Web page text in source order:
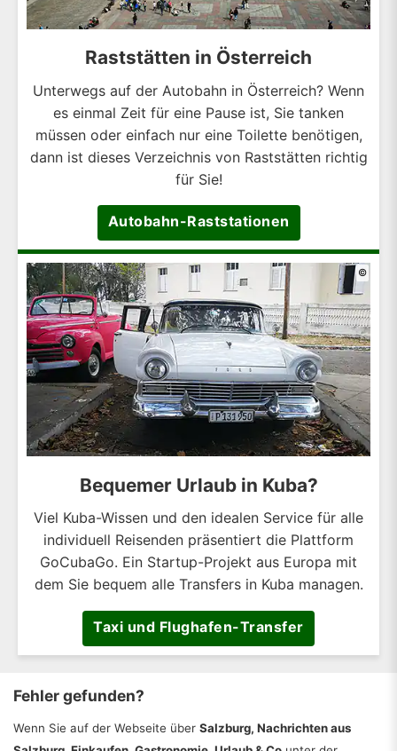
Raststätten in Österreich
Unterwegs auf der Autobahn in Österreich? Wenn
es einmal Zeit für eine Pause ist, Sie tanken
müssen oder einfach nur eine Toilette benötigen,
dann ist dieses Verzeichnis von Raststätten richtig
für Sie!
Autobahn-Raststationen
©
Bequemer Urlaub in Kuba?
Viel Kuba-Wissen und den idealen Service für alle
individuell Reisenden präsentiert die Plattform
GoCubaGo. Ein Startup-Projekt aus Europa mit
dem Sie bequem alle Transfers in Kuba managen.
Taxi und Flughafen-Transfer
Fehler gefunden?
Wenn Sie auf der Webseite über Salzburg, Nachrichten aus